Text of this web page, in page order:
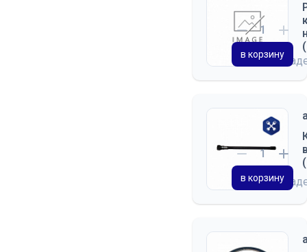
на
в корзину
на
в корзину